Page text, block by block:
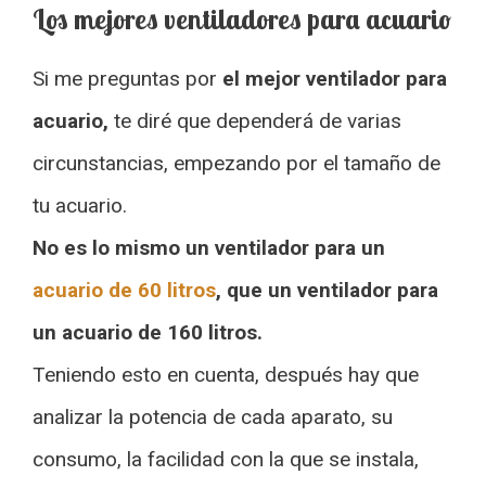
Los mejores ventiladores para acuario
Si me preguntas por el mejor ventilador para
acuario, te diré que dependerá de varias
circunstancias, empezando por el tamaño de
tu acuario.
No es lo mismo un ventilador para un
acuario de 60 litros, que un ventilador para
un acuario de 160 litros.
Teniendo esto en cuenta, después hay que
analizar la potencia de cada aparato, su
consumo, la facilidad con la que se instala,